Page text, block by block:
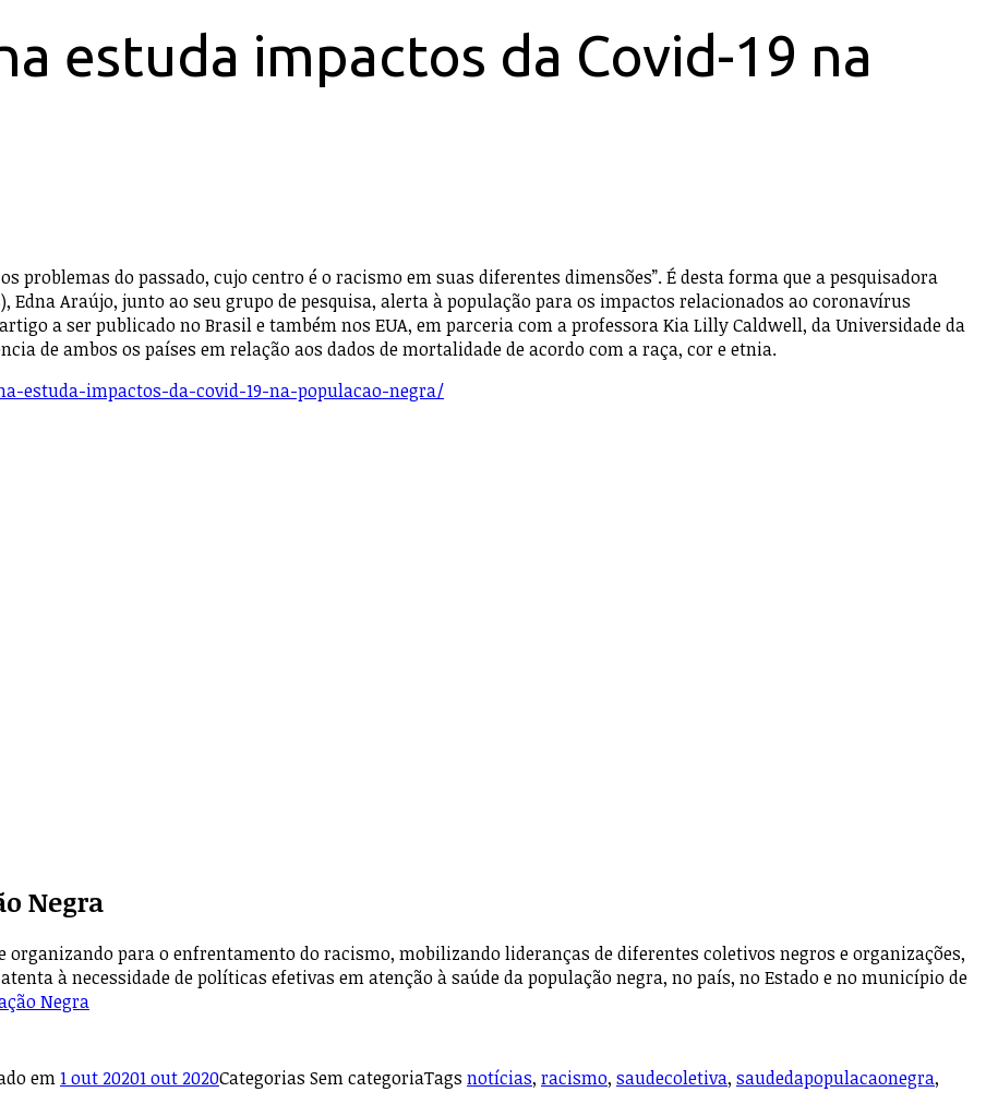
estuda impactos da Covid-19 na
problemas do passado, cujo centro é o racismo em suas diferentes dimensões”. É desta forma que a pesquisadora
Edna Araújo, junto ao seu grupo de pesquisa, alerta à população para os impactos relacionados ao coronavírus
a ser publicado no Brasil e também nos EUA, em parceria com a professora Kia Lilly Caldwell, da Universidade da
de ambos os países em relação aos dados de mortalidade de acordo com a raça, cor e etnia.
estuda-impactos-da-covid-19-na-populacao-negra/
Negra
organizando para o enfrentamento do racismo, mobilizando lideranças de diferentes coletivos negros e organizações,
à necessidade de políticas efetivas em atenção à saúde da população negra, no país, no Estado e no município de
Negra
em1 out 20201 out 2020Categorias Sem categoriaTags notícias, racismo, saudecoletiva, saudedapopulacaonegra,